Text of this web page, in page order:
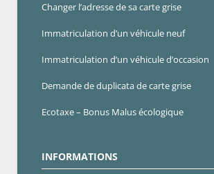
Changer l’adresse de sa carte grise
Immatriculation d’un véhicule neuf
Immatriculation d’un véhicule d’occasion
Demande de duplicata de carte grise
Ecotaxe – Bonus Malus écologique
INFORMATIONS